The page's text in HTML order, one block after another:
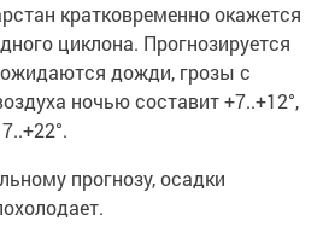
кратковременно окажется
циклона. Прогнозируется
ожидаются дожди, грозы с
ночью составит +7..+12°,
прогнозу, осадки